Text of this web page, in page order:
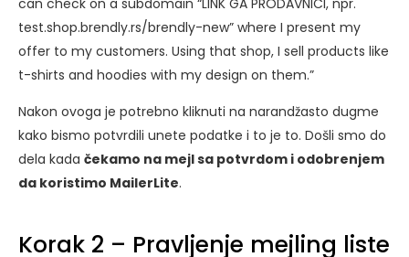
can check on a subdomain “LINK GA PRODAVNICI, npr.
test.shop.brendly.rs/brendly-new” where I present my
offer to my customers. Using that shop, I sell products like
t-shirts and hoodies with my design on them.”
Nakon ovoga je potrebno kliknuti na narandžasto dugme
kako bismo potvrdili unete podatke i to je to. Došli smo do
dela kada čekamo na mejl sa potvrdom i odobrenjem
da koristimo MailerLite.
Korak 2 – Pravljenje mejling liste